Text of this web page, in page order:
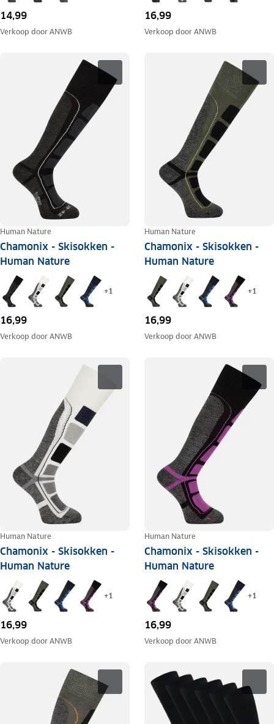
14,99
Verkoop doorANWB
16,99
Verkoop doorANWB
Human Nature
Chamonix - Skisokken -
Human Nature
+1
16,99
Verkoop doorANWB
Human Nature
Chamonix - Skisokken -
Human Nature
+1
16,99
Verkoop doorANWB
Human Nature
Chamonix - Skisokken -
Human Nature
+1
16,99
Verkoop doorANWB
Human Nature
Chamonix - Skisokken -
Human Nature
+1
16,99
Verkoop doorANWB